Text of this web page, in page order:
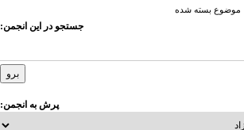
موضوع بسته شده
جستجو در این انجمن:
پرش به انجمن: